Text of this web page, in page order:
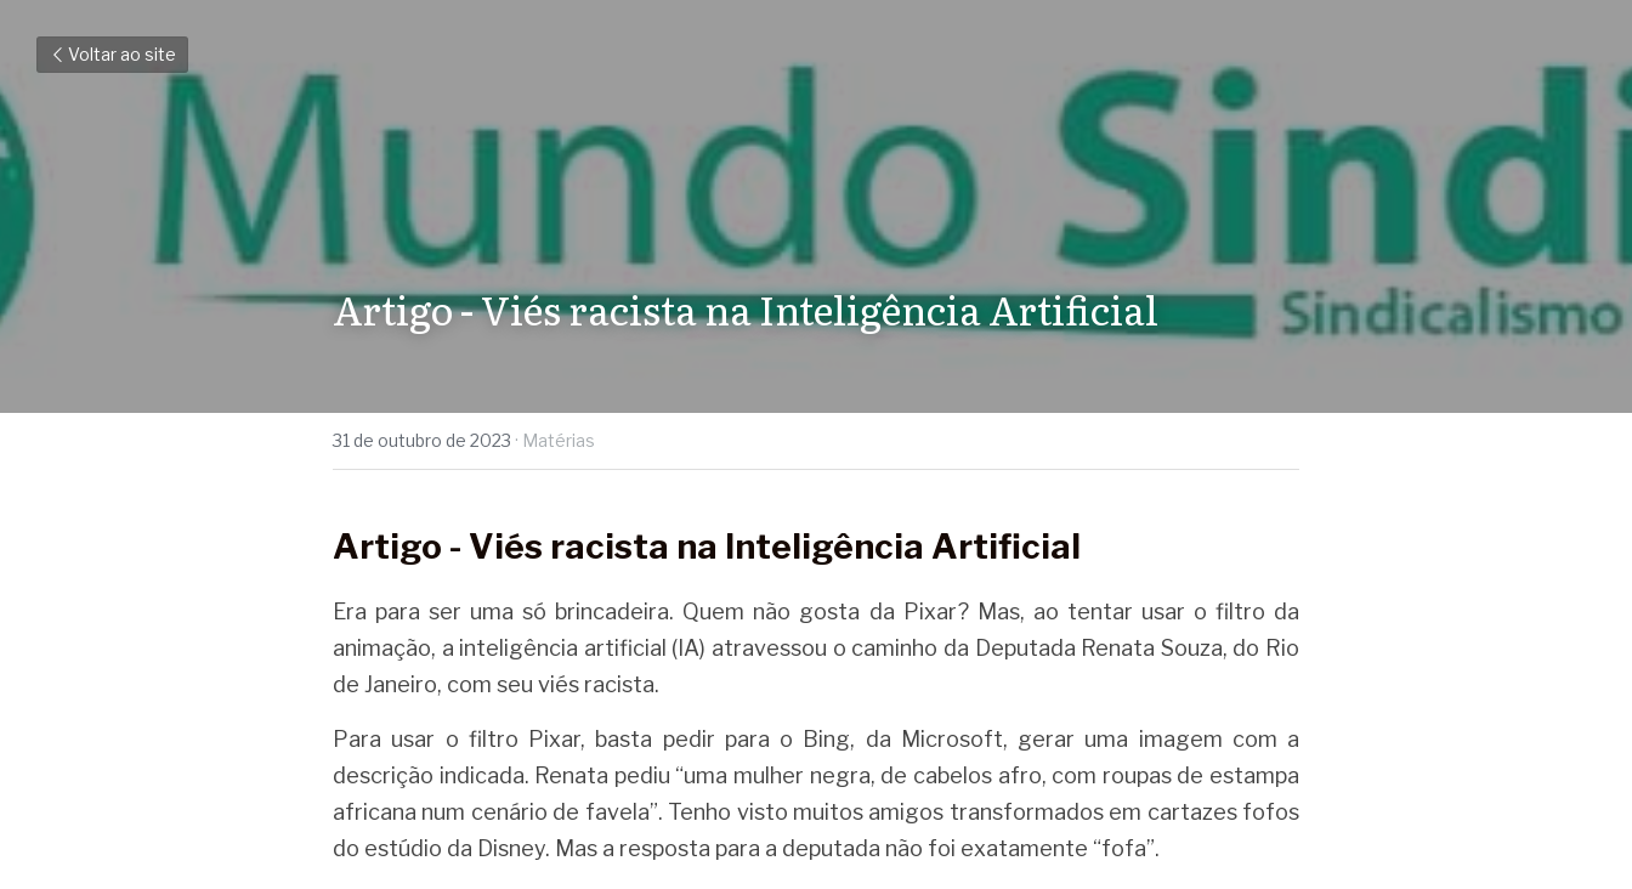
Voltar ao site
Artigo - Viés racista na Inteligência Artificial
31 de outubro de 2023 · Matérias
Artigo - Viés racista na Inteligência Artificial
Era para ser uma só brincadeira. Quem não gosta da Pixar? Mas, ao tentar usar o filtro da
animação, a inteligência artificial (IA) atravessou o caminho da Deputada Renata Souza, do Rio
de Janeiro, com seu viés racista.
Para usar o filtro Pixar, basta pedir para o Bing, da Microsoft, gerar uma imagem com a
descrição indicada. Renata pediu “uma mulher negra, de cabelos afro, com roupas de estampa
africana num cenário de favela”. Tenho visto muitos amigos transformados em cartazes fofos
do estúdio da Disney. Mas a resposta para a deputada não foi exatamente “fofa”.